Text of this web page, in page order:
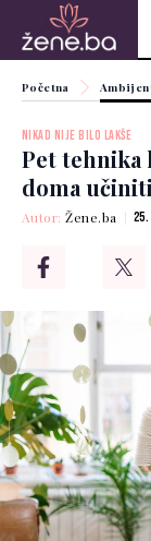
Početna
NIKAD NIJE BILO LAKŠE
Pet tehnika
doma
Autor:Žene.ba